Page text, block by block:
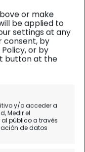
or make
be applied to
settings at any
consent, by
or by
button at the
y/o acceder a
Medir el
público a través
de datos
magia